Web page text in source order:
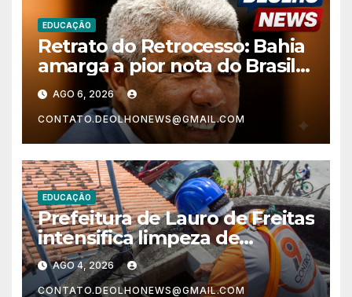
EDUCAÇÃO
Retrato do Retrocesso: Bahia
amarga a pior nota do Brasil
nos anos finais do Ensino
Fundamental e a menor do
Nordeste no Ensino Médio
AGO 6, 2026
CONTATO.DEOLHONEWS@GMAIL.COM
EDUCAÇÃO
Prefeitura de Lauro de Freitas
intensifica limpeza de
reservatórios de água nas
escolas municipais
AGO 4, 2026
CONTATO.DEOLHONEWS@GMAIL.COM